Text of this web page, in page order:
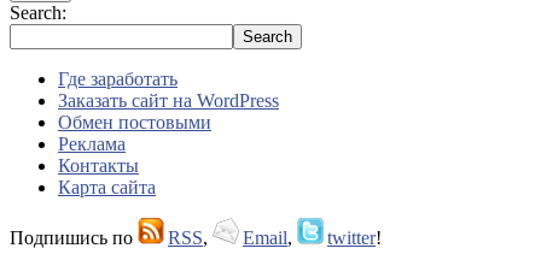
Search:
Где заработать
Заказать сайт на WordPress
Обмен постовыми
Реклама
Контакты
Карта сайта
Подпишись по RSS, Email, twitter!